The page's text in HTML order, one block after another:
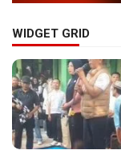
WIDGET GRID